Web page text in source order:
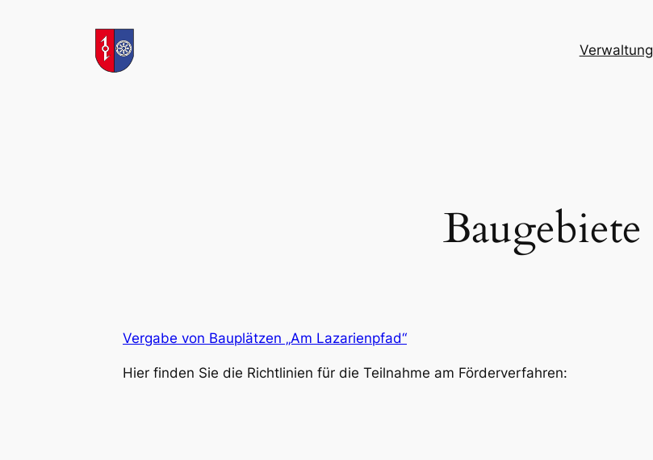
Verwaltung
Baugebiete
Vergabe von Bauplätzen „Am Lazarienpfad“
Hier finden Sie die Richtlinien für die Teilnahme am Förderverfahren: